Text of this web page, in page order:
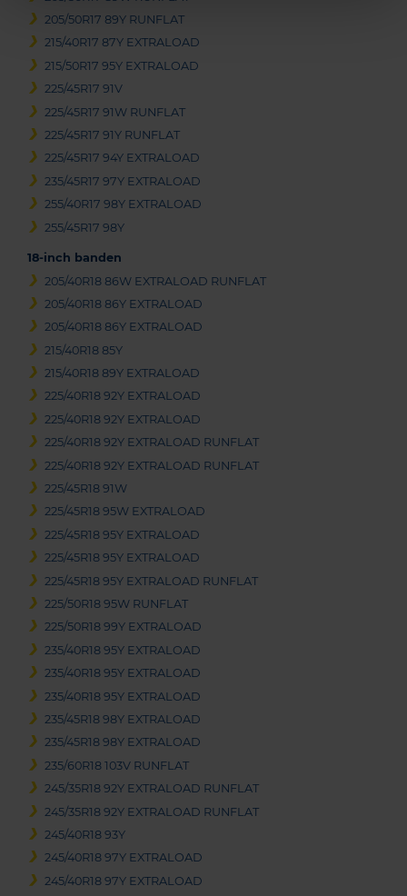
205/50R17 89Y RUNFLAT
215/40R17 87Y EXTRALOAD
215/50R17 95Y EXTRALOAD
225/45R17 91V
225/45R17 91W RUNFLAT
225/45R17 91Y RUNFLAT
225/45R17 94Y EXTRALOAD
235/45R17 97Y EXTRALOAD
255/40R17 98Y EXTRALOAD
255/45R17 98Y
18-inch banden
205/40R18 86W EXTRALOAD RUNFLAT
205/40R18 86Y EXTRALOAD
205/40R18 86Y EXTRALOAD
215/40R18 85Y
215/40R18 89Y EXTRALOAD
225/40R18 92Y EXTRALOAD
225/40R18 92Y EXTRALOAD
225/40R18 92Y EXTRALOAD RUNFLAT
225/40R18 92Y EXTRALOAD RUNFLAT
225/45R18 91W
225/45R18 95W EXTRALOAD
225/45R18 95Y EXTRALOAD
225/45R18 95Y EXTRALOAD
225/45R18 95Y EXTRALOAD RUNFLAT
225/50R18 95W RUNFLAT
225/50R18 99Y EXTRALOAD
235/40R18 95Y EXTRALOAD
235/40R18 95Y EXTRALOAD
235/40R18 95Y EXTRALOAD
235/45R18 98Y EXTRALOAD
235/45R18 98Y EXTRALOAD
235/60R18 103V RUNFLAT
245/35R18 92Y EXTRALOAD RUNFLAT
245/35R18 92Y EXTRALOAD RUNFLAT
245/40R18 93Y
245/40R18 97Y EXTRALOAD
245/40R18 97Y EXTRALOAD